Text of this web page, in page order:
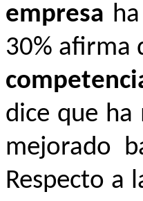
empresa
30% afirma
dice que ha
mejorado
Respecto a